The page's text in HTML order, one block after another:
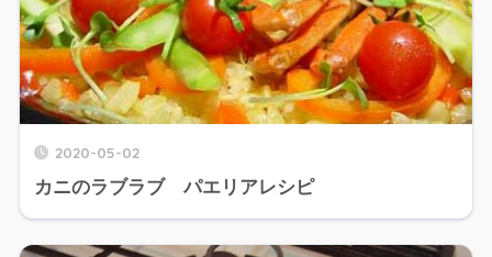
2020-05-02
カニのラブラブ パエリアレシピ